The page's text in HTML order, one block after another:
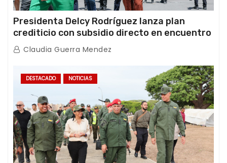
Presidenta Delcy Rodríguez lanza plan
crediticio con subsidio directo en encuentro
con Juntas de Condominio
Claudia Guerra Mendez
DESTACADO NOTICIAS